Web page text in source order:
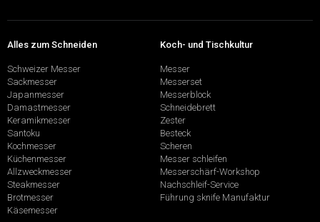
Alles zum Schneiden
Schweizer Messer
Sackmesser
Japanmesser
Damastmesser
Keramikmesser
Santoku
Kochmesser
Küchenmesser
Allzweckmesser
Steakmesser
Brotmesser
Käsemesser
Koch- und Tischkultur
Messer
Messerset
Messerblock
Schneidebrett
Zester
Besteck
Scheren
Messer schleifen
Messerschärf-Workshop
Nachschleif-Service
Führung sknife Manufaktur